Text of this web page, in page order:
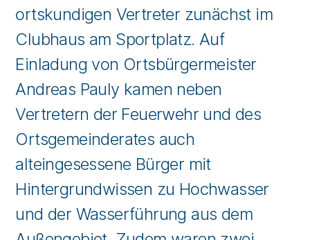
ortskundigen Vertreter zunächst im
Clubhaus am Sportplatz. Auf
Einladung von Ortsbürgermeister
Andreas Pauly kamen neben
Vertretern der Feuerwehr und des
Ortsgemeinderates auch
alteingesessene Bürger mit
Hintergrundwissen zu Hochwasser
und der Wasserführung aus dem